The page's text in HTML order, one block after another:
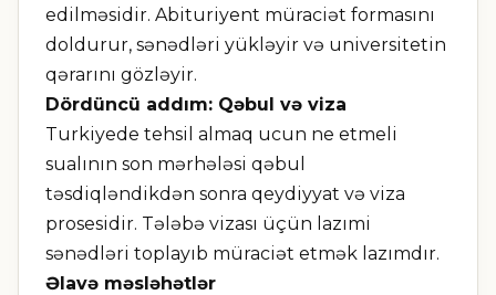
edilməsidir. Abituriyent müraciət formasını
doldurur, sənədləri yükləyir və universitetin
qərarını gözləyir.
Dördüncü addım: Qəbul və viza
Turkiyede tehsil almaq ucun ne etmeli
sualının son mərhələsi qəbul
təsdiqləndikdən sonra qeydiyyat və viza
prosesidir. Tələbə vizası üçün lazımi
sənədləri toplayıb müraciət etmək lazımdır.
Əlavə məsləhətlər